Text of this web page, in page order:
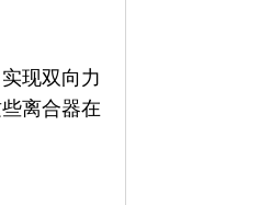
现双向力
离合器在